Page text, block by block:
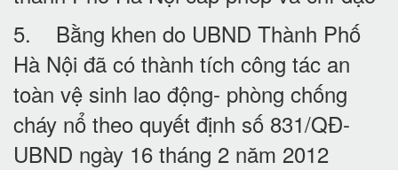
5. Bằng khen do UBND Thành Phố
Hà Nội đã có thành tích công tác an
toàn vệ sinh lao động- phòng chống
cháy nổ theo quyết định số 831/QĐ-
UBND ngày 16 tháng 2 năm 2012